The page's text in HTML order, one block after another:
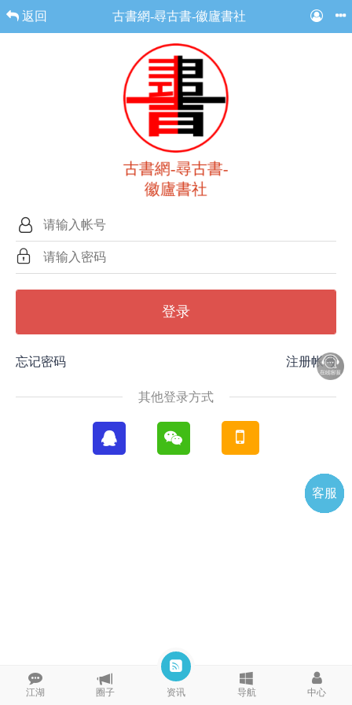
返回 古書網-尋古書-徽廬書社
古書網-尋古書-
徽廬書社
登录
忘记密码 注册帐号
其他登录方式
江湖 圈子 资讯 导航 中心
客服
QQ
电话
微信
微聊
TOP